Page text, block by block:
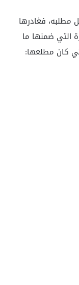
مطلبه، فغادرها
التي ضمنها ما
كان مطلعها: